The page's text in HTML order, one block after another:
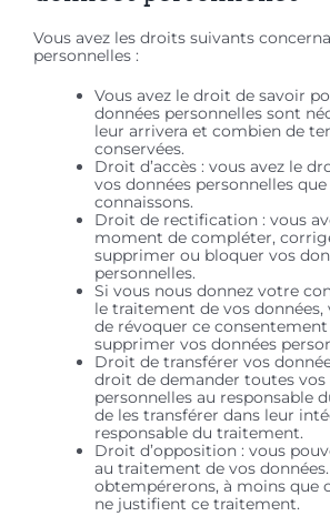
Vous avez les droits suivants
personnelles :
Vous avez le droit de savoir
données personnelles sont
leur arrivera et combien de
conservées.
Droit d’accès : vous avez le
vos données personnelles
connaissons.
Droit de rectification : vous
moment de compléter,
supprimer ou bloquer vos
personnelles.
Si vous nous donnez votre
le traitement de vos données,
de révoquer ce
supprimer vos données
Droit de transférer vos
droit de demander toutes vos
personnelles au responsable
de les transférer dans leur
responsable du traitement.
Droit d’opposition : vous
au traitement de vos
obtempérerons, à moins que
ne justifient ce traitement.